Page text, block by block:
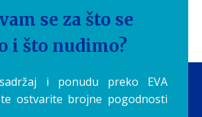
se za što se
i što nudimo?
i ponudu preko EVA
ostvarite brojne pogodnosti